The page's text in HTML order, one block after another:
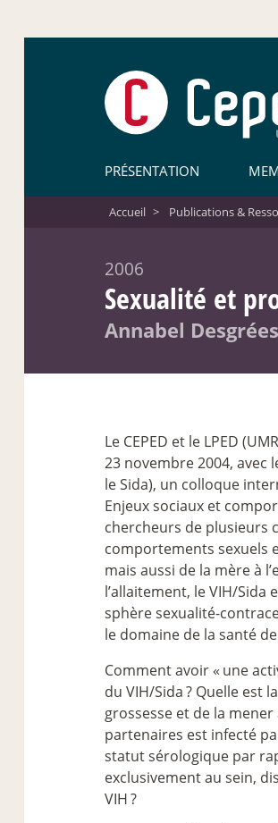
PRÉSENTATION
Accueil > Publications &
2006
Sexualité et
Annabel
Le CEPED et le LPED
23 novembre 2004, avec
le Sida), un colloque
Enjeux sociaux et
chercheurs de plusieurs
comportements sexuels
mais aussi de la mère à
l’allaitement, le VIH/Sida
sphère sexualité-
le domaine de la santé
Comment avoir « une
du VIH/Sida? Quelle est
grossesse et de la
partenaires est infecté
statut sérologique par
exclusivement au sein,
VIH?